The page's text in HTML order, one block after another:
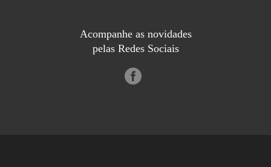
Acompanhe as novidades
pelas Redes Sociais